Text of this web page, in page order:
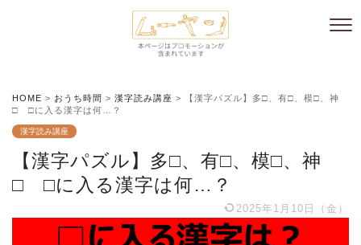
HOME > おうち時間 > 漢字読み講座 >
【漢字パズル】多□、有□、模□、神
□ □に入る漢字は何…？
漢字読み講座
【漢字パズル】多□、有□、模□、神
□ □に入る漢字は何…？
2025年1月10日（金）